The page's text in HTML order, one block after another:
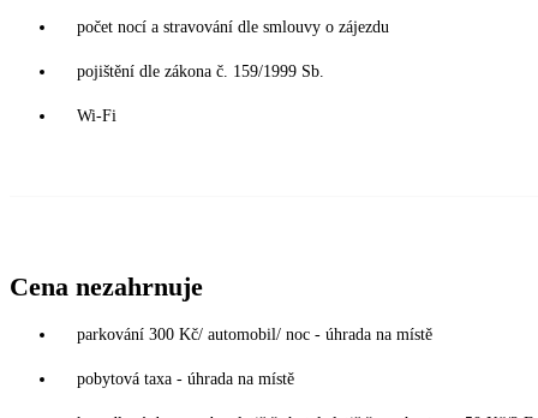
počet nocí a stravování dle smlouvy o zájezdu
pojištění dle zákona č. 159/1999 Sb.
Wi-Fi
Cena nezahrnuje
parkování 300 Kč/ automobil/ noc - úhrada na místě
pobytová taxa - úhrada na místě